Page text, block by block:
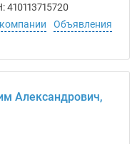
Объявления
Александрович,